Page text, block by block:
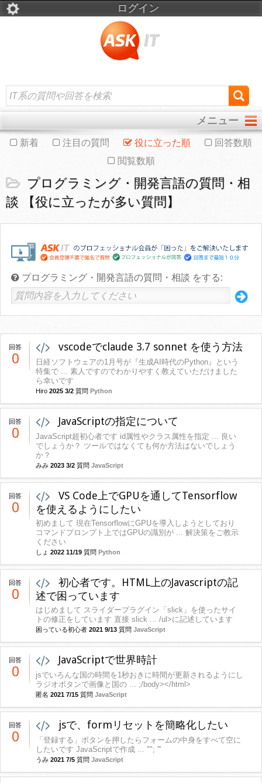
ログイン
メニュー
新着 注目の質問 役に立った順
回答数順
閲覧数順
プログラミング・開発言語の質問・相
談 【役に立ったが多い質問】
プログラミング・開発言語の質問・相談 をする:
回答
0
vscodeでclaude 3.7 sonnet を使う方法
日経ソフトウェアの1月号が『生成AI時代のPython』という
特集で ... 素人ですのでわかりやすく教えていただけました
ら幸いです
Hiro 2025 3/2 質問 Python
回答
0
JavaScriptの指定について
JavaScript超初心者です id属性やクラス属性を指定 ... 良い
でしょうか？ ツールではなくても何か方法はないでしょう
か？
みみ 2023 3/2 質問 JavaScript
回答
0
VS Code上でGPUを通してTensorflow
を使えるようにしたい
初めまして 現在TensorflowにGPUを導入しようとしており
コマンドプロンプト上ではGPUの識別が ... 解決策をご教示
ください
しょ 2022 11/19 質問 Python
回答
0
初心者です。HTML上のJavascriptの記
述で困っています
はじめまして スライダープラグイン「slick」を使ったサイ
トの修正をしています 直接 slick ... /ul>に記述しています
困っている初心者 2021 9/13 質問 JavaScript
回答
0
JavaScriptで世界時計
jsでいろんな国の時間を1秒おきに時間が更新されるようにし
ラジオボタンで画像と国の ... ;/body></html>
匿名 2021 7/15 質問 JavaScript
回答
0
jsで、formリセットを簡略化したい
「登録する」ボタンを押したらフォームの中身をすべて空に
したいです JavaScriptで作成 ... ""; '''
うみ 2021 7/5 質問 JavaScript